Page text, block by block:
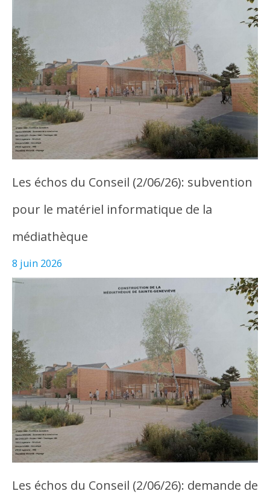
Les échos du Conseil (2/06/26): subvention
pour le matériel informatique de la
médiathèque
8 juin 2026
Les échos du Conseil (2/06/26): demande de